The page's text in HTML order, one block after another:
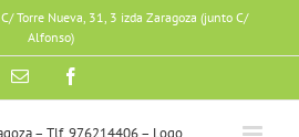
C/ Torre Nueva, 31, 3 izda Zaragoza (junto C/
Alfonso)
Email